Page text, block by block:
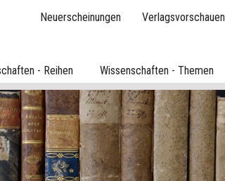
Neuerscheinungen Verlagsvorschauen
- Reihen Wissenschaften - Themen